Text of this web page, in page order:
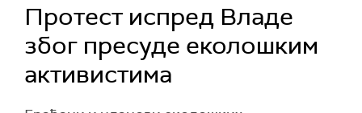
Протест испред Владе
због пресуде еколошким
активистима